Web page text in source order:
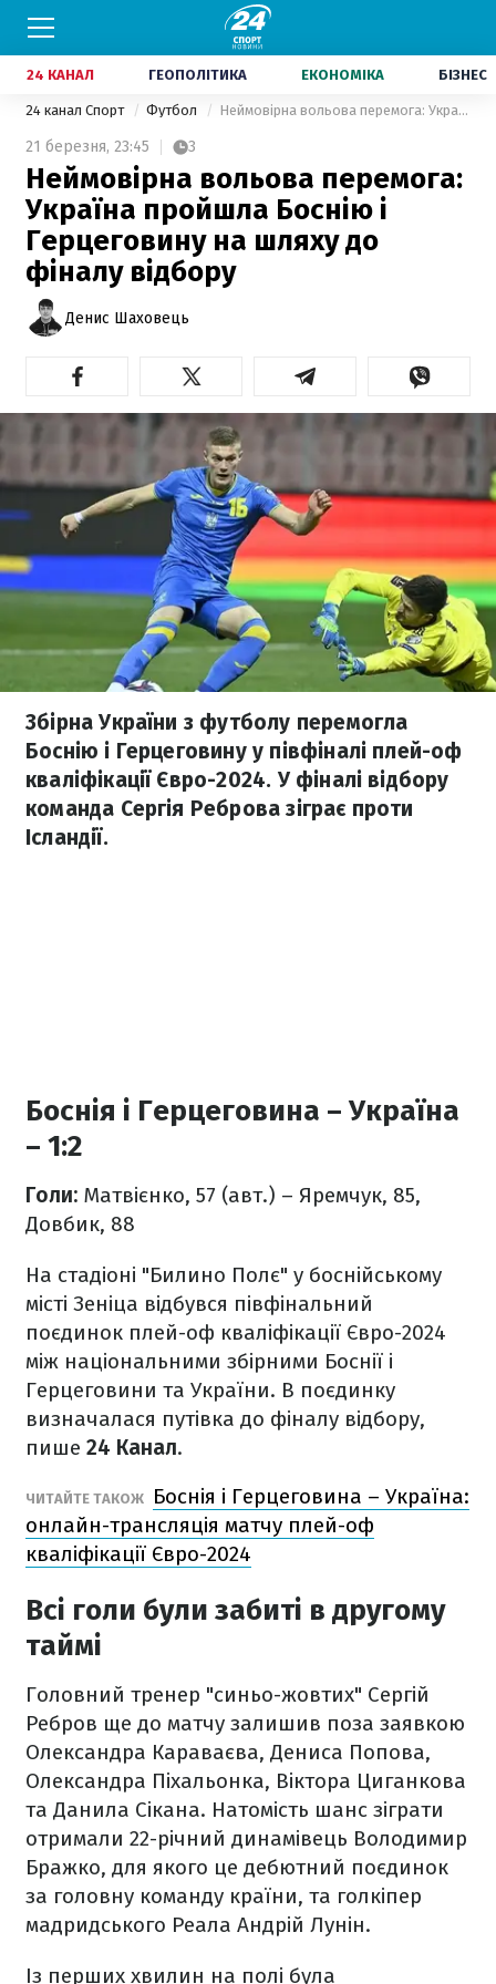
24 КАНАЛ ГЕОПОЛІТИКА ЕКОНОМІКА БІЗНЕС
24 канал Спорт Футбол Неймовірна вольова перемога: Україна пройшла Боснію і Герцеговину на шляху до фіналу відбору
21 березня, 23:45 3
Неймовірна вольова перемога:
Україна пройшла Боснію і
Герцеговину на шляху до
фіналу відбору
Денис Шаховець
Збірна України з футболу перемогла
Боснію і Герцеговину у півфіналі плей-оф
кваліфікації Євро-2024. У фіналі відбору
команда Сергія Реброва зіграє проти
Ісландії.
Боснія і Герцеговина – Україна
– 1:2
Голи: Матвієнко, 57 (авт.) – Яремчук, 85,
Довбик, 88
На стадіоні "Билино Полє" у боснійському
місті Зеніца відбувся півфінальний
поєдинок плей-оф кваліфікації Євро-2024
між національними збірними Боснії і
Герцеговини та України. В поєдинку
визначалася путівка до фіналу відбору,
пише 24 Канал.
ЧИТАЙТЕ ТАКОЖ
Боснія і Герцеговина – Україна:
онлайн-трансляція матчу плей-оф
кваліфікації Євро-2024
Всі голи були забиті в другому
таймі
Головний тренер "синьо-жовтих" Сергій
Ребров ще до матчу залишив поза заявкою
Олександра Караваєва, Дениса Попова,
Олександра Піхальонка, Віктора Циганкова
та Данила Сікана. Натомість шанс зіграти
отримали 22-річний динамівець Володимир
Бражко, для якого це дебютний поєдинок
за головну команду країни, та голкіпер
мадридського Реала Андрій Лунін.
Із перших хвилин на полі була